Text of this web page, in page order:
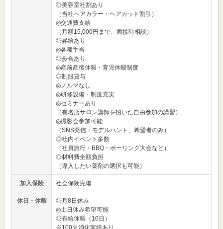
◎美容室社割あり
（当社ヘアカラー・ヘアカット割引）
◎交通費支給
（月額15,000円まで、面接時相談）
◎昇給あり
◎各種手当
◎歩合あり
◎産前産後休暇・育児休暇制度
◎制服貸与
◎ノルマなし
◎研修設備・制度充実
◎セミナーあり
（有名店サロン講師を招いた自由参加の講習）
◎撮影会参加可能
（SNS発信・モデルハント、希望者のみ）
◎社内イベント多数
（社員旅行・BBQ・ボーリング大会など）
◎材料費全額負担
（導入したい薬剤の選択も可能）
加入保険 社会保険完備
休日・休暇
◎月8日休み
◎土日休み希望可能
◎有給休暇（10日）
※100％消化実績あり